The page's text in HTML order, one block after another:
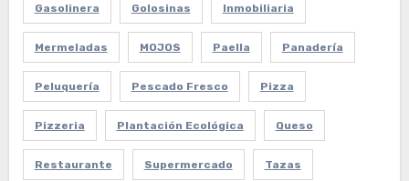
Gasolinera Golosinas Inmobiliaria
Mermeladas MOJOS Paella Panadería
Peluquería Pescado Fresco Pizza
Pizzeria Plantación Ecológica Queso
Restaurante Supermercado Tazas